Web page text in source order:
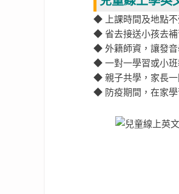
◆ 上課時間及地點不
◆ 省去接送小孩去補
◆ 外籍師資，讓發音
◆ 一對一學習或小班
◆ 親子共學，家長一
◆ 防疫期間，在家學